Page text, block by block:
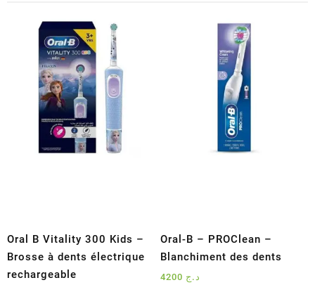
Oral B Vitality 300 Kids –
Brosse à dents électrique
rechargeable
Oral-B – PROClean –
Blanchiment des dents
د.ج